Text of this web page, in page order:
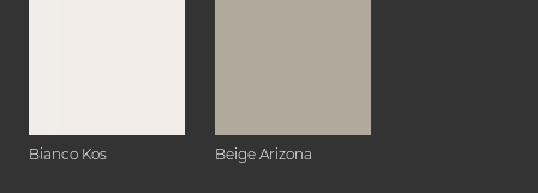
Bianco Kos Beige Arizona